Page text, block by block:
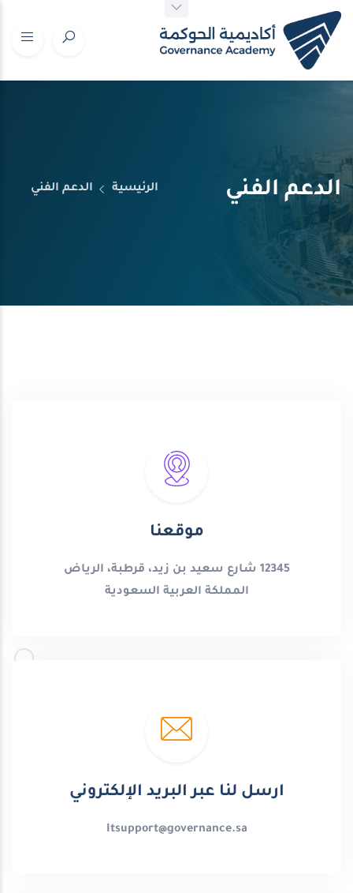
الدعم الفني الرئيسية الدعم الفني
موقعنا
12345 شارع سعيد بن زيد، قرطبة، الرياض
المملكة العربية السعودية
ارسل لنا عبر البريد الإلكتروني
Itsupport@governance.sa